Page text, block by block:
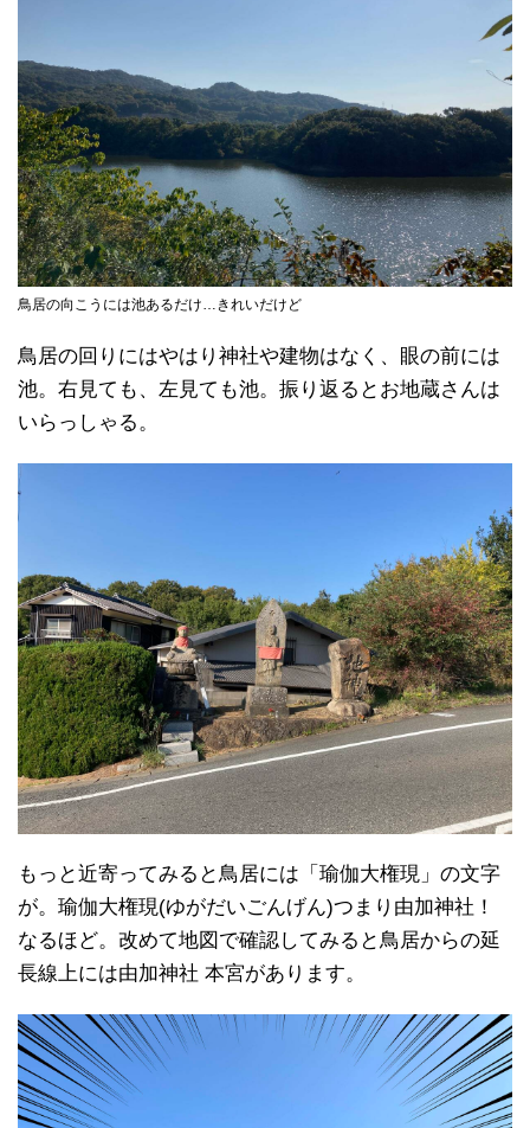
鳥居の向こうには池あるだけ…きれいだけど
鳥居の回りにはやはり神社や建物はなく、眼の前には
池。右見ても、左見ても池。振り返るとお地蔵さんは
いらっしゃる。
もっと近寄ってみると鳥居には「瑜伽大権現」の文字
が。瑜伽大権現(ゆがだいごんげん)つまり由加神社！
なるほど。改めて地図で確認してみると鳥居からの延
長線上には由加神社 本宮があります。